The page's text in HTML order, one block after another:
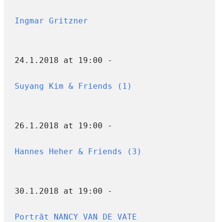
Ingmar Gritzner
24.1.2018 at 19:00 -
Suyang Kim & Friends (1)
26.1.2018 at 19:00 -
Hannes Heher & Friends (3)
30.1.2018 at 19:00 -
Porträt NANCY VAN DE VATE